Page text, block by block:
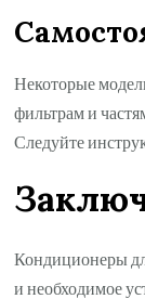
Некоторые
фильтрам и
Следуйте
Кондиционеры
и необходимое